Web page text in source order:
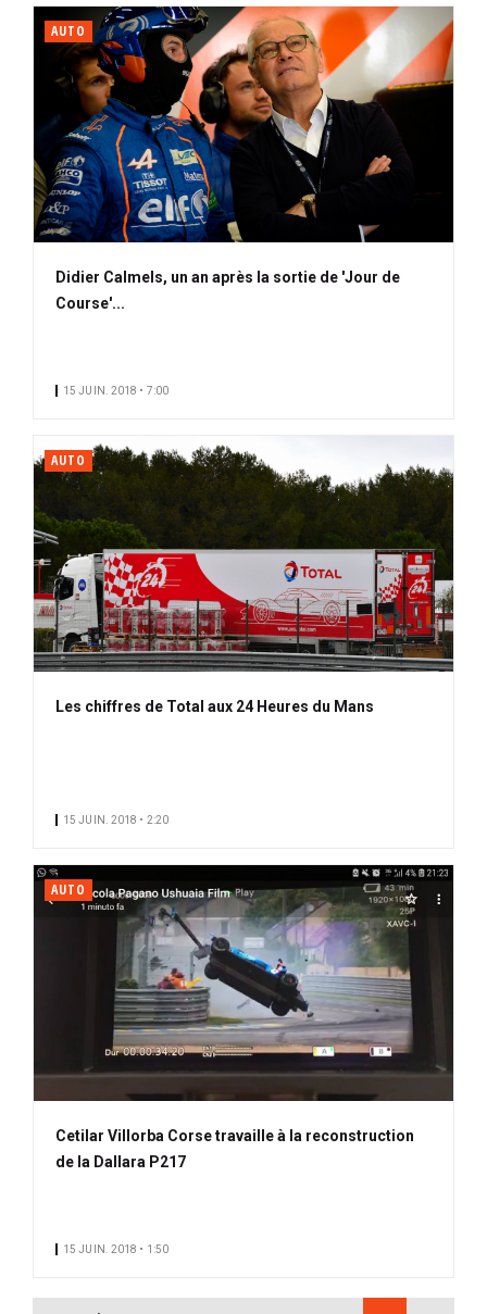
AUTO
Didier Calmels, un an après la sortie de 'Jour de
Course'...
15 JUIN. 2018 • 7:00
AUTO
Les chiffres de Total aux 24 Heures du Mans
15 JUIN. 2018 • 2:20
AUTO
Cetilar Villorba Corse travaille à la reconstruction
de la Dallara P217
15 JUIN. 2018 • 1:50